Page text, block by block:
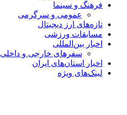
فرهنگ و سینما
عمومی و سرگرمی
تازه‌های ارز دیجیتال
مسابقات ورزشی
اخبار بین‌المللی
سفرهای خارجی و داخلی
اخبار استان‌های ایران
لینک‌های ویژه